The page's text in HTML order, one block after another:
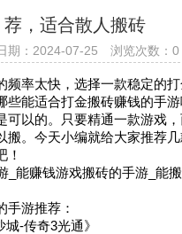
荐，适合散人搬砖
期：2024-07-25 浏览次数：0
频率太快，选择一款稳定的
些能适合打金搬砖赚钱的手
可以的。只要精通一款游戏
搬。今天小编就给大家推荐
！
手游推荐：
-传奇3光通》